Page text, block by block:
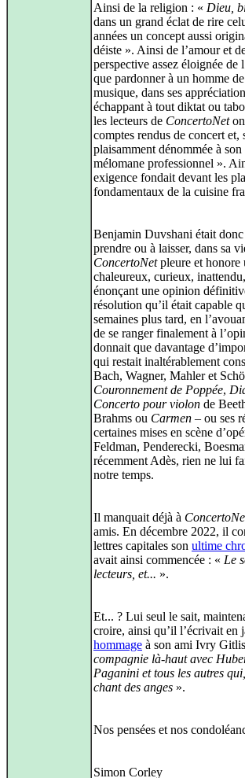
Ainsi de la religion : « Dieu,
dans un grand éclat de rire
années un concept aussi
déiste ». Ainsi de l’amour et
perspective assez éloignée de
que pardonner à un homme
musique, dans ses
échappant à tout diktat ou
les lecteurs de ConcertoNet
comptes rendus de concert
plaisamment dénommée à
mélomane professionnel ».
exigence fondait devant les
fondamentaux de la cuisine
Benjamin Duvshani était
prendre ou à laisser, dans sa
ConcertoNetpleure et honore
chaleureux, curieux,
énonçant une opinion
résolution qu’il était capable
semaines plus tard, en
de se ranger finalement à
donnait que davantage
qui restait inaltérablement
Bach, Wagner, Mahler et
Couronnement de Poppée,
Concerto pour violon de
Brahms ou Carmen – ou ses
certaines mises en scène
Feldman, Penderecki,
récemment Adès, rien ne lui
notre temps.
Il manquait déjà à
amis. En décembre 2022, il
lettres capitales son ultime
avait ainsi commencée : « Le
lecteurs, et... ».
Et... ? Lui seul le sait,
croire, ainsi qu’il l’écrivait en
hommage à son ami Ivry
compagnie là‑haut avec
Paganini et tous les autres
chant des anges ».
Nos pensées et nos
Simon Corley